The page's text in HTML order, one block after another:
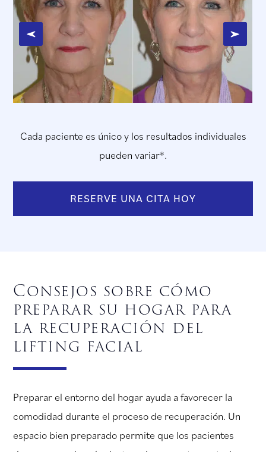
Cada paciente es único y los resultados individuales
pueden variar*.
RESERVE UNA CITA HOY
Consejos sobre cómo
preparar su hogar para
la recuperación del
lifting facial
Preparar el entorno del hogar ayuda a favorecer la
comodidad durante el proceso de recuperación. Un
espacio bien preparado permite que los pacientes